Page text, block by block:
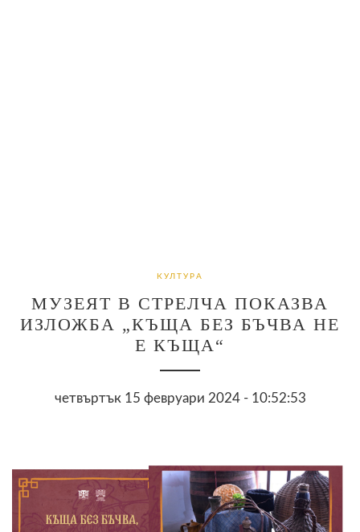
КУЛТУРА
МУЗЕЯТ В СТРЕЛЧА ПОКАЗВА
ИЗЛОЖБА „КЪЩА БЕЗ БЪЧВА НЕ
Е КЪЩА“
четвъртък 15 февруари 2024 - 10:52:53